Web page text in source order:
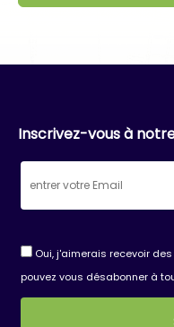
Inscrivez-vous à
Oui, j'aimerais recevoir
pouvez vous désabonner à